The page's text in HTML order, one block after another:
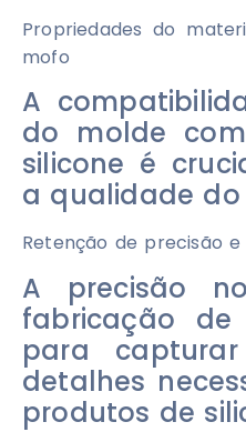
Propriedades do
mofo
A
do molde
silicone é
a qualidade
Retenção de precisão
A precisão
fabricação
para
detalhes
produtos de